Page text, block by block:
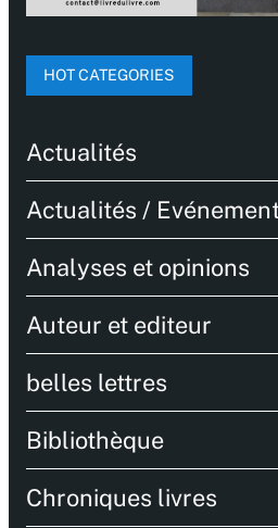
HOT CATEGORIES
Actualités
Actualités /
Analyses et opinions
Auteur et editeur
belles lettres
Bibliothèque
Chroniques livres